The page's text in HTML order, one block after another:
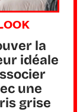
la
idéale
une
grise